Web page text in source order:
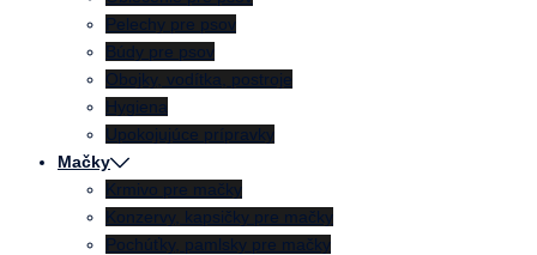
Pelechy pre psov
Búdy pre psov
Obojky, vodítka, postroje
Hygiena
Upokojujúce prípravky
Mačky
Krmivo pre mačky
Konzervy, kapsičky pre mačky
Pochúťky, pamlsky pre mačky